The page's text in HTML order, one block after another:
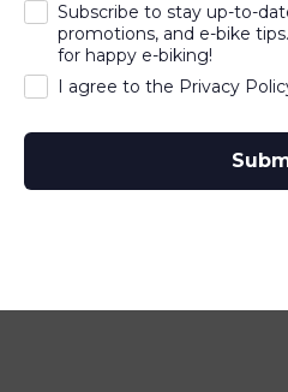
Subscribe to stay up-to-
promotions, and e-bike
for happy e-biking!
I agree to the Privacy